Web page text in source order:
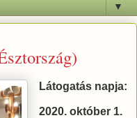
▼
Látogatás napja:
2020. október 1.